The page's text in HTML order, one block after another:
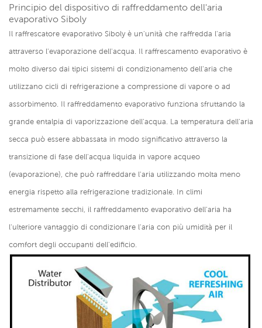
Principio del dispositivo di raffreddamento dell'aria
evaporativo Siboly
Il raffrescatore evaporativo Siboly è un'unità che raffredda l'aria
attraverso l'evaporazione dell'acqua. Il raffrescamento evaporativo è
molto diverso dai tipici sistemi di condizionamento dell'aria che
utilizzano cicli di refrigerazione a compressione di vapore o ad
assorbimento. Il raffreddamento evaporativo funziona sfruttando la
grande entalpia di vaporizzazione dell'acqua. La temperatura dell'aria
secca può essere abbassata in modo significativo attraverso la
transizione di fase dell'acqua liquida in vapore acqueo
(evaporazione), che può raffreddare l'aria utilizzando molta meno
energia rispetto alla refrigerazione tradizionale. In climi
estremamente secchi, il raffreddamento evaporativo dell'aria ha
l'ulteriore vantaggio di condizionare l'aria con più umidità per il
comfort degli occupanti dell'edificio.